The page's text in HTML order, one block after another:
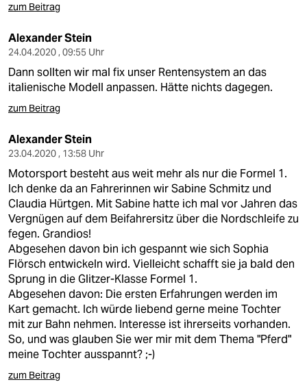
zum Beitrag
Alexander Stein
24.04.2020 , 09:55 Uhr
Dann sollten wir mal fix unser Rentensystem an das
italienische Modell anpassen. Hätte nichts dagegen.
zum Beitrag
Alexander Stein
23.04.2020 , 13:58 Uhr
Motorsport besteht aus weit mehr als nur die Formel 1.
Ich denke da an Fahrerinnen wir Sabine Schmitz und
Claudia Hürtgen. Mit Sabine hatte ich mal vor Jahren das
Vergnügen auf dem Beifahrersitz über die Nordschleife zu
fegen. Grandios!
Abgesehen davon bin ich gespannt wie sich Sophia
Flörsch entwickeln wird. Vielleicht schafft sie ja bald den
Sprung in die Glitzer-Klasse Formel 1.
Abgesehen davon: Die ersten Erfahrungen werden im
Kart gemacht. Ich würde liebend gerne meine Tochter
mit zur Bahn nehmen. Interesse ist ihrerseits vorhanden.
So, und was glauben Sie wer mir mit dem Thema "Pferd"
meine Tochter ausspannt? ;-)
zum Beitrag